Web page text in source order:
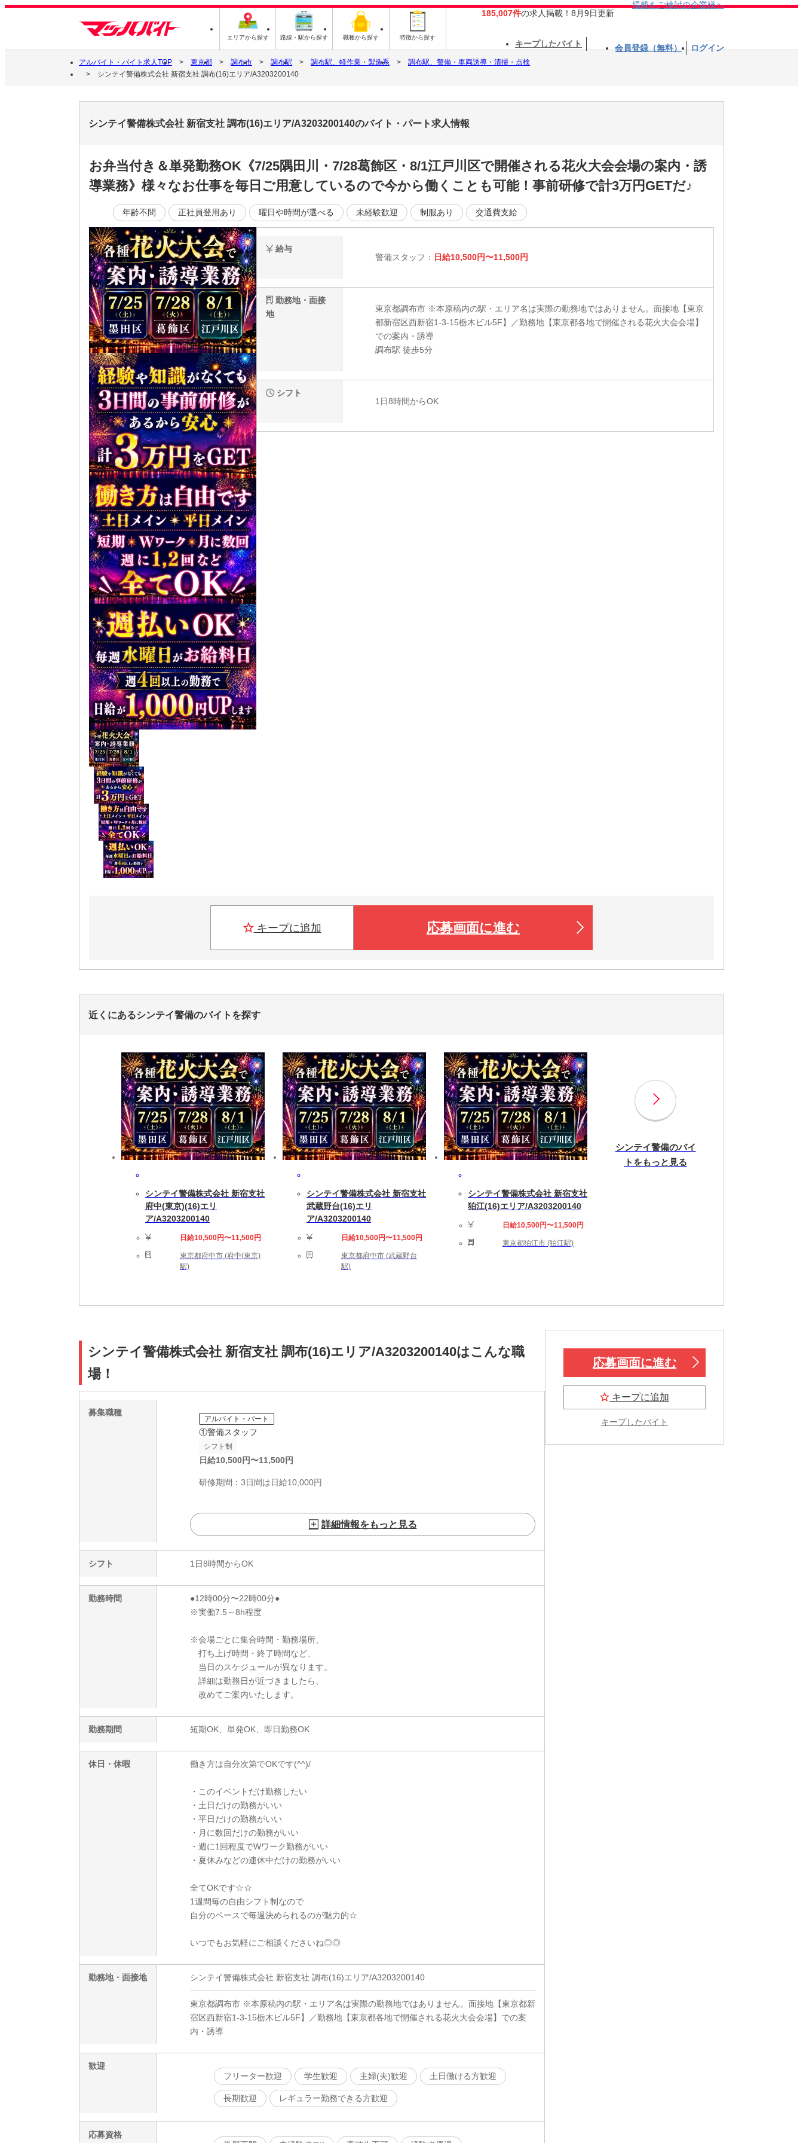
エリアから探す 路線・駅から探す 職種から探す 特徴から探す
185,007件の求人掲載！8月9日更新
掲載をご検討の企業様へ
キープしたバイト 会員登録（無料） ログイン
アルバイト・バイト求人TOP 東京都 調布市 調布駅 調布駅、軽作業・製造系
調布駅、警備・車両誘導・清掃・点検
シンテイ警備株式会社 新宿支社 調布(16)エリア/A3203200140
シンテイ警備株式会社 新宿支社 調布(16)エリア/A3203200140のバイト・パート求人情報
お弁当付き＆単発勤務OK《7/25隅田川・7/28葛飾区・8/1江戸川区で開催される花火大会会場の案内・誘
導業務》様々なお仕事を毎日ご用意しているので今から働くことも可能！事前研修で計3万円GETだ♪
年齢不問 正社員登用あり 曜日や時間が選べる 未経験歓迎 制服あり 交通費支給
給与
警備スタッフ： 日給10,500円〜11,500円
勤務地・面接
地
東京都調布市 ※本原稿内の駅・エリア名は実際の勤務地ではありません。面接地【東京
都新宿区西新宿1-3-15栃木ビル5F】／勤務地【東京都各地で開催される花火大会会場】
での案内・誘導
調布駅 徒歩5分
シフト
1日8時間からOK
キープに追加 応募画面に進む
近くにあるシンテイ警備のバイトを探す
シンテイ警備株式会社 新宿支社
府中(東京)(16)エリ
ア/A3203200140
日給10,500円〜11,500円
東京都府中市 (府中(東京)
駅)
シンテイ警備株式会社 新宿支社
武蔵野台(16)エリ
ア/A3203200140
日給10,500円〜11,500円
東京都府中市 (武蔵野台
駅)
シンテイ警備株式会社 新宿支社
狛江(16)エリア/A3203200140
日給10,500円〜11,500円
東京都狛江市 (狛江駅)
シンテイ警備のバイ
トをもっと見る
シンテイ警備株式会社 新宿支社 調布(16)エリア/A3203200140はこんな職
場！
募集職種
アルバイト・パート
①警備スタッフ
シフト制
日給10,500円〜11,500円
研修期間：3日間は日給10,000円
詳細情報をもっと見る
シフト 1日8時間からOK
勤務時間
●12時00分〜22時00分●
※実働7.5～8h程度
※会場ごとに集合時間・勤務場所、
打ち上げ時間・終了時間など、
当日のスケジュールが異なります。
詳細は勤務日が近づきましたら、
改めてご案内いたします。
勤務期間 短期OK、単発OK、即日勤務OK
休日・休暇 働き方は自分次第でOKです(^^)/
・このイベントだけ勤務したい
・土日だけの勤務がいい
・平日だけの勤務がいい
・月に数回だけの勤務がいい
・週に1回程度でWワーク勤務がいい
・夏休みなどの連休中だけの勤務がいい
全てOKです☆☆
1週間毎の自由シフト制なので
自分のペースで毎週決められるのが魅力的☆
いつでもお気軽にご相談くださいね◎◎
勤務地・面接地 シンテイ警備株式会社 新宿支社 調布(16)エリア/A3203200140
東京都調布市 ※本原稿内の駅・エリア名は実際の勤務地ではありません。面接地【東京都新
宿区西新宿1-3-15栃木ビル5F】／勤務地【東京都各地で開催される花火大会会場】での案
内・誘導
歓迎
フリーター歓迎
学生歓迎 主婦(夫)歓迎 土日働ける方歓迎
長期歓迎 レギュラー勤務できる方歓迎
応募資格
応募画面に進む
キープに追加
キープしたバイト